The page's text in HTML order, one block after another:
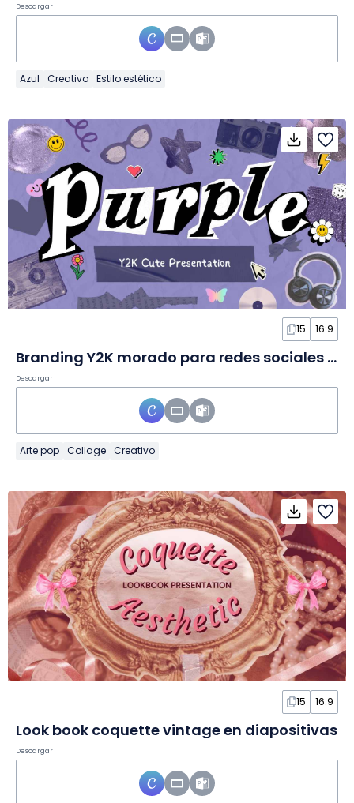
Descargar
Azul Creativo Estilo estético
15 16:9
Branding Y2K morado para redes sociales en Diapositivas
Descargar
Arte pop Collage Creativo
15 16:9
Look book coquette vintage en diapositivas
Descargar